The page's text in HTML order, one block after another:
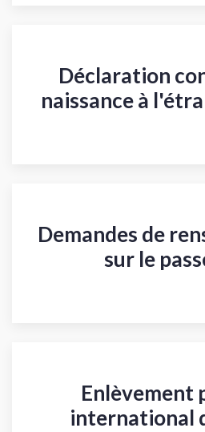
Déclaration
naissance à
Demandes de
sur le
Enlèvement
international